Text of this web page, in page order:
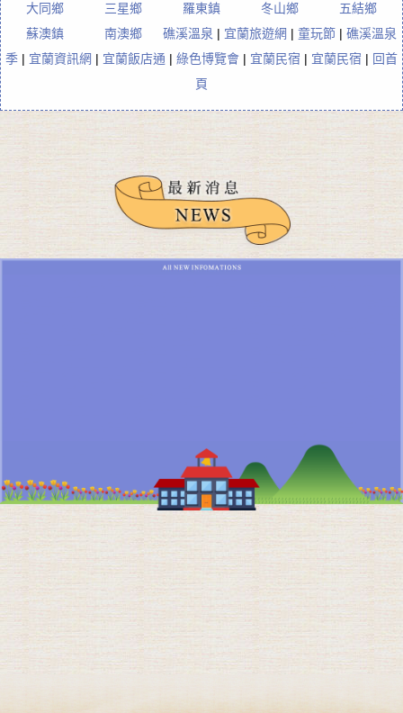
大同鄉
三星鄉 羅東鎮 冬山鄉
五結鄉
蘇澳鎮
南澳鄉 礁溪溫泉 | 宜蘭旅遊網 |童玩節 |礁溪溫泉
季 | 宜蘭資訊網 | 宜蘭飯店通 | 綠色博覽會 | 宜蘭民宿 | 宜蘭民宿 | 回首
頁